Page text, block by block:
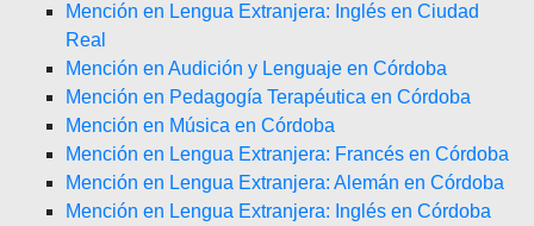
Mención en Lengua Extranjera: Inglés en Ciudad
Real
Mención en Audición y Lenguaje en Córdoba
Mención en Pedagogía Terapéutica en Córdoba
Mención en Música en Córdoba
Mención en Lengua Extranjera: Francés en Córdoba
Mención en Lengua Extranjera: Alemán en Córdoba
Mención en Lengua Extranjera: Inglés en Córdoba